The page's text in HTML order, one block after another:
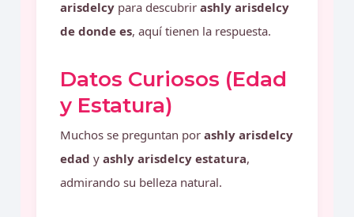
arisdelcy para descubrirashly arisdelcy
de donde es, aquí tienen la respuesta.
Datos Curiosos (Edad
y Estatura)
Muchos se preguntan porashly arisdelcy
edad yashly arisdelcy estatura,
admirando su belleza natural.